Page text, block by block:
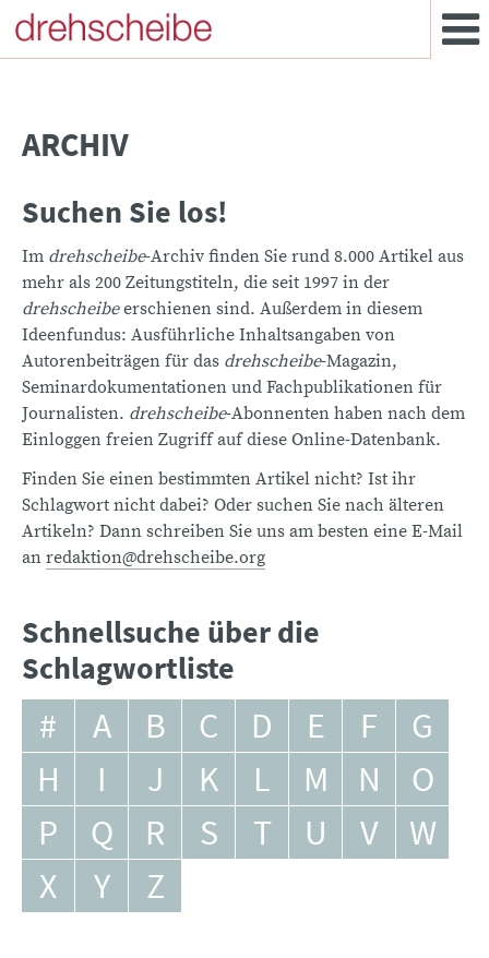
ARCHIV
Suchen Sie los!
Im drehscheibe-Archiv finden Sie rund 8.000 Artikel aus
mehr als 200 Zeitungstiteln, die seit 1997 in der
drehscheibeerschienen sind. Außerdem in diesem
Ideenfundus: Ausführliche Inhaltsangaben von
Autorenbeiträgen für das drehscheibe-Magazin,
Seminardokumentationen und Fachpublikationen für
Journalisten. drehscheibe-Abonnenten haben nach dem
Einloggen freien Zugriff auf diese Online-Datenbank.
Finden Sie einen bestimmten Artikel nicht? Ist ihr
Schlagwort nicht dabei? Oder suchen Sie nach älteren
Artikeln? Dann schreiben Sie uns am besten eine E-Mail
an redaktion@drehscheibe.org
Schnellsuche über die
Schlagwortliste
# A B C D E F
G
H
I J K L M N
O
P
Q R S T U V
W
X
Y Z